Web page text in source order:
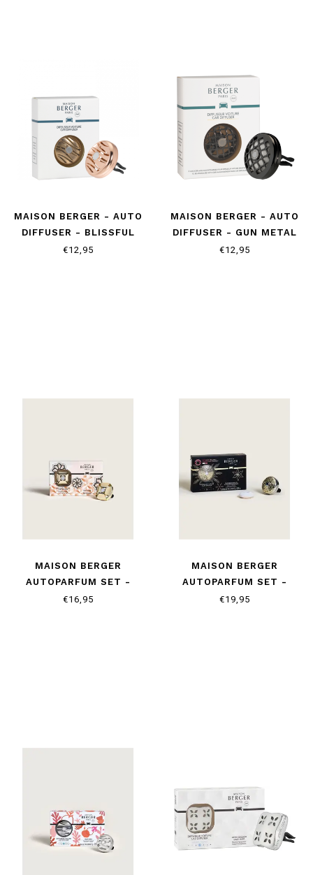
MAISON BERGER - AUTO
DIFFUSER - BLISSFUL
€12,95
MAISON BERGER - AUTO
DIFFUSER - GUN METAL
€12,95
MAISON BERGER
AUTOPARFUM SET -
COLLECTIE ETERNITY -
€16,95
MAISON BERGER
AUTOPARFUM SET -
COLLECTIE POMELIS
€19,95